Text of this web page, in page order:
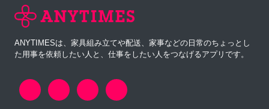
ANYTIMESは、家具組み立てや配送、家事などの日常のちょっとし
た用事を依頼したい人と、仕事をしたい人をつなげるアプリです。